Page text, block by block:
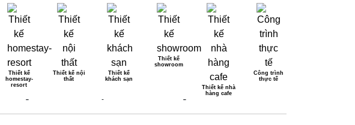
Thiết kế
homestay-
resort
Thiết kế nội
thất
Thiết kế
khách sạn
Thiết kế
showroom
Thiết kế nhà
hàng cafe
Công trình
thực tế
NGHI, TIẾT KIỆM